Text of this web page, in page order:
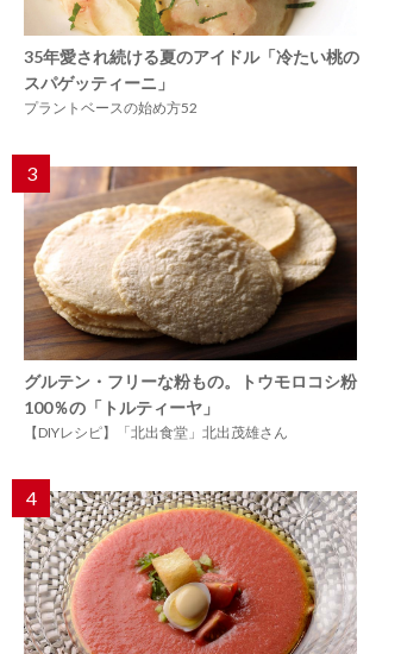
35年愛され続ける夏のアイドル「冷たい桃の
スパゲッティーニ」
プラントベースの始め方52
3
グルテン・フリーな粉もの。トウモロコシ粉
100％の「トルティーヤ」
【DIYレシピ】「北出食堂」北出茂雄さん
4